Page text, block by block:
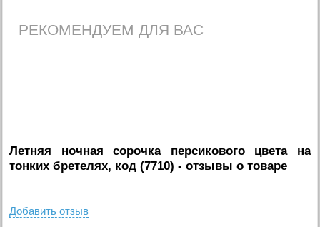
РЕКОМЕНДУЕМ ДЛЯ ВАС
Летняя ночная сорочка персикового цвета на
тонких бретелях, код (7710) - отзывы о товаре
Добавить отзыв